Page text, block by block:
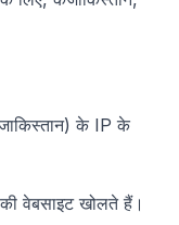
के IP के
वेबसाइट खोलते हैं।